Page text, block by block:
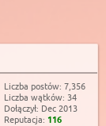
Liczba postów: 7,356
Liczba wątków: 34
Dołączył: Dec 2013
Reputacja: 116